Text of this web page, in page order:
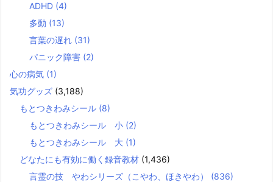
ADHD (4)
多動 (13)
言葉の遅れ (31)
パニック障害 (2)
心の病気 (1)
気功グッズ (3,188)
もとつきわみシール (8)
もとつきわみシール 小 (2)
もとつきわみシール 大 (1)
どなたにも有効に働く録音教材 (1,436)
言霊の技 やわシリーズ（こやわ、ほきやわ） (836)